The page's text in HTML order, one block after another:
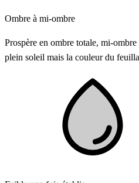
Ombre à mi-ombre
Prospère en ombre totale, mi-
plein soleil mais la couleur du